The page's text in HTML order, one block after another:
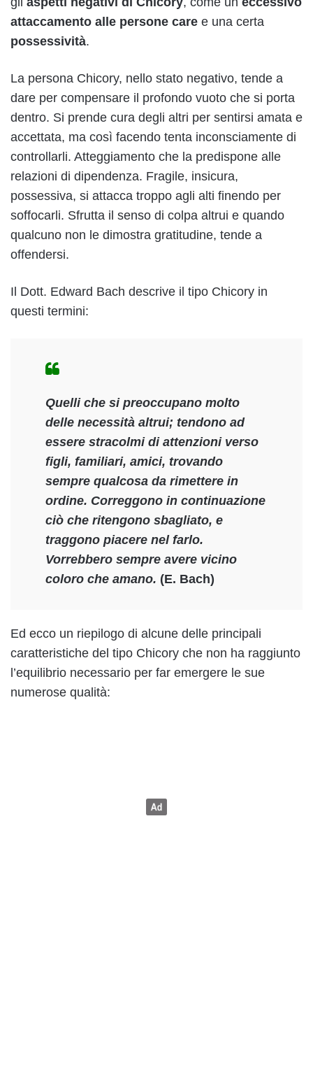
attaccamento alle persone care e una certa
possessività.
La persona Chicory, nello stato negativo, tende a
dare per compensare il profondo vuoto che si porta
dentro. Si prende cura degli altri per sentirsi amata e
accettata, ma così facendo tenta inconsciamente di
controllarli. Atteggiamento che la predispone alle
relazioni di dipendenza. Fragile, insicura,
possessiva, si attacca troppo agli alti finendo per
soffocarli. Sfrutta il senso di colpa altrui e quando
qualcuno non le dimostra gratitudine, tende a
offendersi.
Il Dott. Edward Bach descrive il tipo Chicory in
questi termini:
Quelli che si preoccupano molto
delle necessità altrui; tendono ad
essere stracolmi di attenzioni verso
figli, familiari, amici, trovando
sempre qualcosa da rimettere in
ordine. Correggono in continuazione
ciò che ritengono sbagliato, e
traggono piacere nel farlo.
Vorrebbero sempre avere vicino
coloro che amano. (E. Bach)
Ed ecco un riepilogo di alcune delle principali
caratteristiche del tipo Chicory che non ha raggiunto
l’equilibrio necessario per far emergere le sue
numerose qualità: